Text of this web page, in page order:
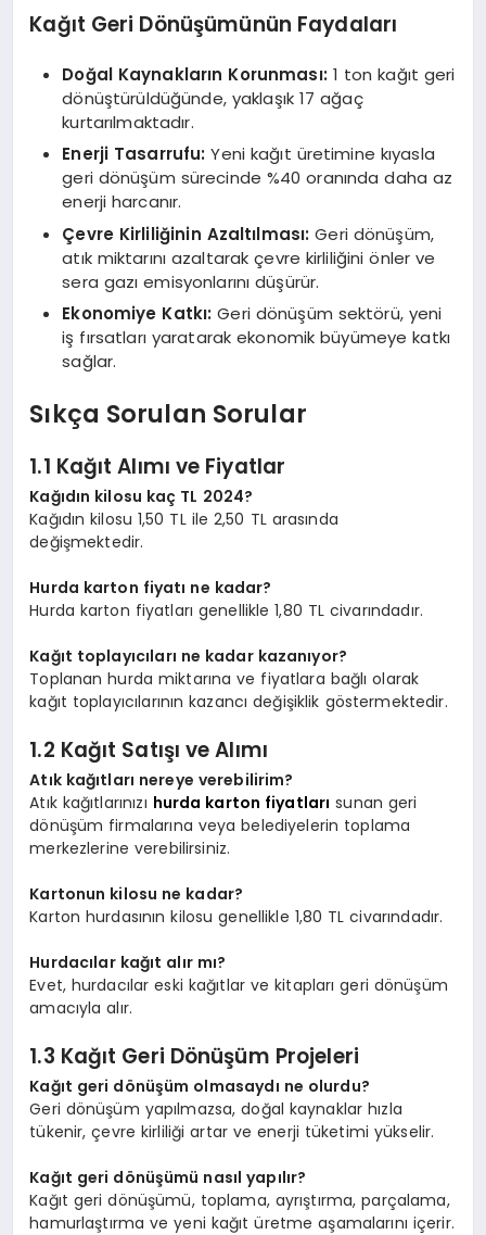
Kağıt Geri Dönüşümünün Faydaları
Doğal Kaynakların Korunması: 1 ton kağıt geri
dönüştürüldüğünde, yaklaşık 17 ağaç
kurtarılmaktadır.
Enerji Tasarrufu: Yeni kağıt üretimine kıyasla
geri dönüşüm sürecinde %40 oranında daha az
enerji harcanır.
Çevre Kirliliğinin Azaltılması: Geri dönüşüm,
atık miktarını azaltarak çevre kirliliğini önler ve
sera gazı emisyonlarını düşürür.
Ekonomiye Katkı: Geri dönüşüm sektörü, yeni
iş fırsatları yaratarak ekonomik büyümeye katkı
sağlar.
Sıkça Sorulan Sorular
1.1 Kağıt Alımı ve Fiyatlar
Kağıdın kilosu kaç TL 2024?
Kağıdın kilosu 1,50 TL ile 2,50 TL arasında
değişmektedir.
Hurda karton fiyatı ne kadar?
Hurda karton fiyatları genellikle 1,80 TL civarındadır.
Kağıt toplayıcıları ne kadar kazanıyor?
Toplanan hurda miktarına ve fiyatlara bağlı olarak
kağıt toplayıcılarının kazancı değişiklik göstermektedir.
1.2 Kağıt Satışı ve Alımı
Atık kağıtları nereye verebilirim?
Atık kağıtlarınızı hurda karton fiyatları sunan geri
dönüşüm firmalarına veya belediyelerin toplama
merkezlerine verebilirsiniz.
Kartonun kilosu ne kadar?
Karton hurdasının kilosu genellikle 1,80 TL civarındadır.
Hurdacılar kağıt alır mı?
Evet, hurdacılar eski kağıtlar ve kitapları geri dönüşüm
amacıyla alır.
1.3 Kağıt Geri Dönüşüm Projeleri
Kağıt geri dönüşüm olmasaydı ne olurdu?
Geri dönüşüm yapılmazsa, doğal kaynaklar hızla
tükenir, çevre kirliliği artar ve enerji tüketimi yükselir.
Kağıt geri dönüşümü nasıl yapılır?
Kağıt geri dönüşümü, toplama, ayrıştırma, parçalama,
hamurlaştırma ve yeni kağıt üretme aşamalarını içerir.